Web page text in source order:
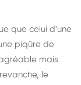
que celui d'une
piqûre de
mais
le